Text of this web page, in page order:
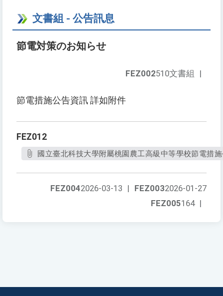
文書組 - 公告訊息
節電対策のお知らせ
FEZ002510文書組 |
節電措施公告資訊 詳如附件
FEZ012
國立臺北科技大學附屬桃園農工高級中等學校節電措
FEZ0032026-01-27
FEZ0042026-03-13 |
FEZ005164 |